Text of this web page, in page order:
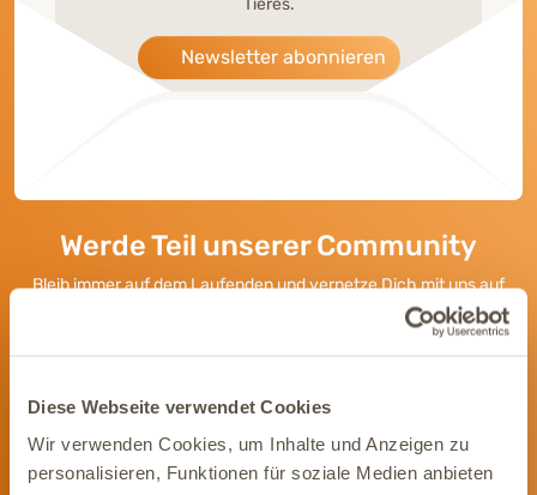
Diese Webseite verwendet Cookies
Wir verwenden Cookies, um Inhalte und Anzeigen zu
personalisieren, Funktionen für soziale Medien anbieten
Newsletter abonnieren
Werde Teil unserer Community
Bleib immer auf dem Laufenden und vernetze Dich mit uns auf
Social Media. Unsere Kanäle bieten Dir aktuelle News und